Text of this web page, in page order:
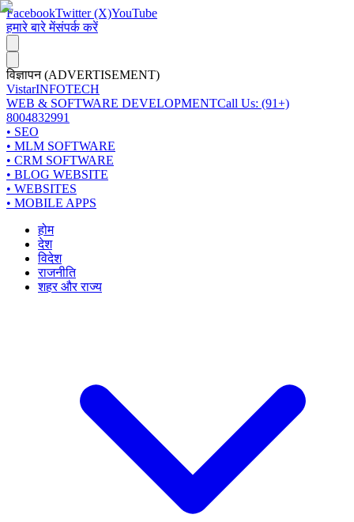
FacebookTwitter (X)YouTube
हमारे बारे मेंसंपर्क करें
विज्ञापन (ADVERTISEMENT)
VistarINFOTECH
WEB & SOFTWARE DEVELOPMENTCall Us: (91+)
8004832991
• SEO
• MLM SOFTWARE
• CRM SOFTWARE
• BLOG WEBSITE
• WEBSITES
• MOBILE APPS
होम
देश
विदेश
राजनीति
शहर और राज्य